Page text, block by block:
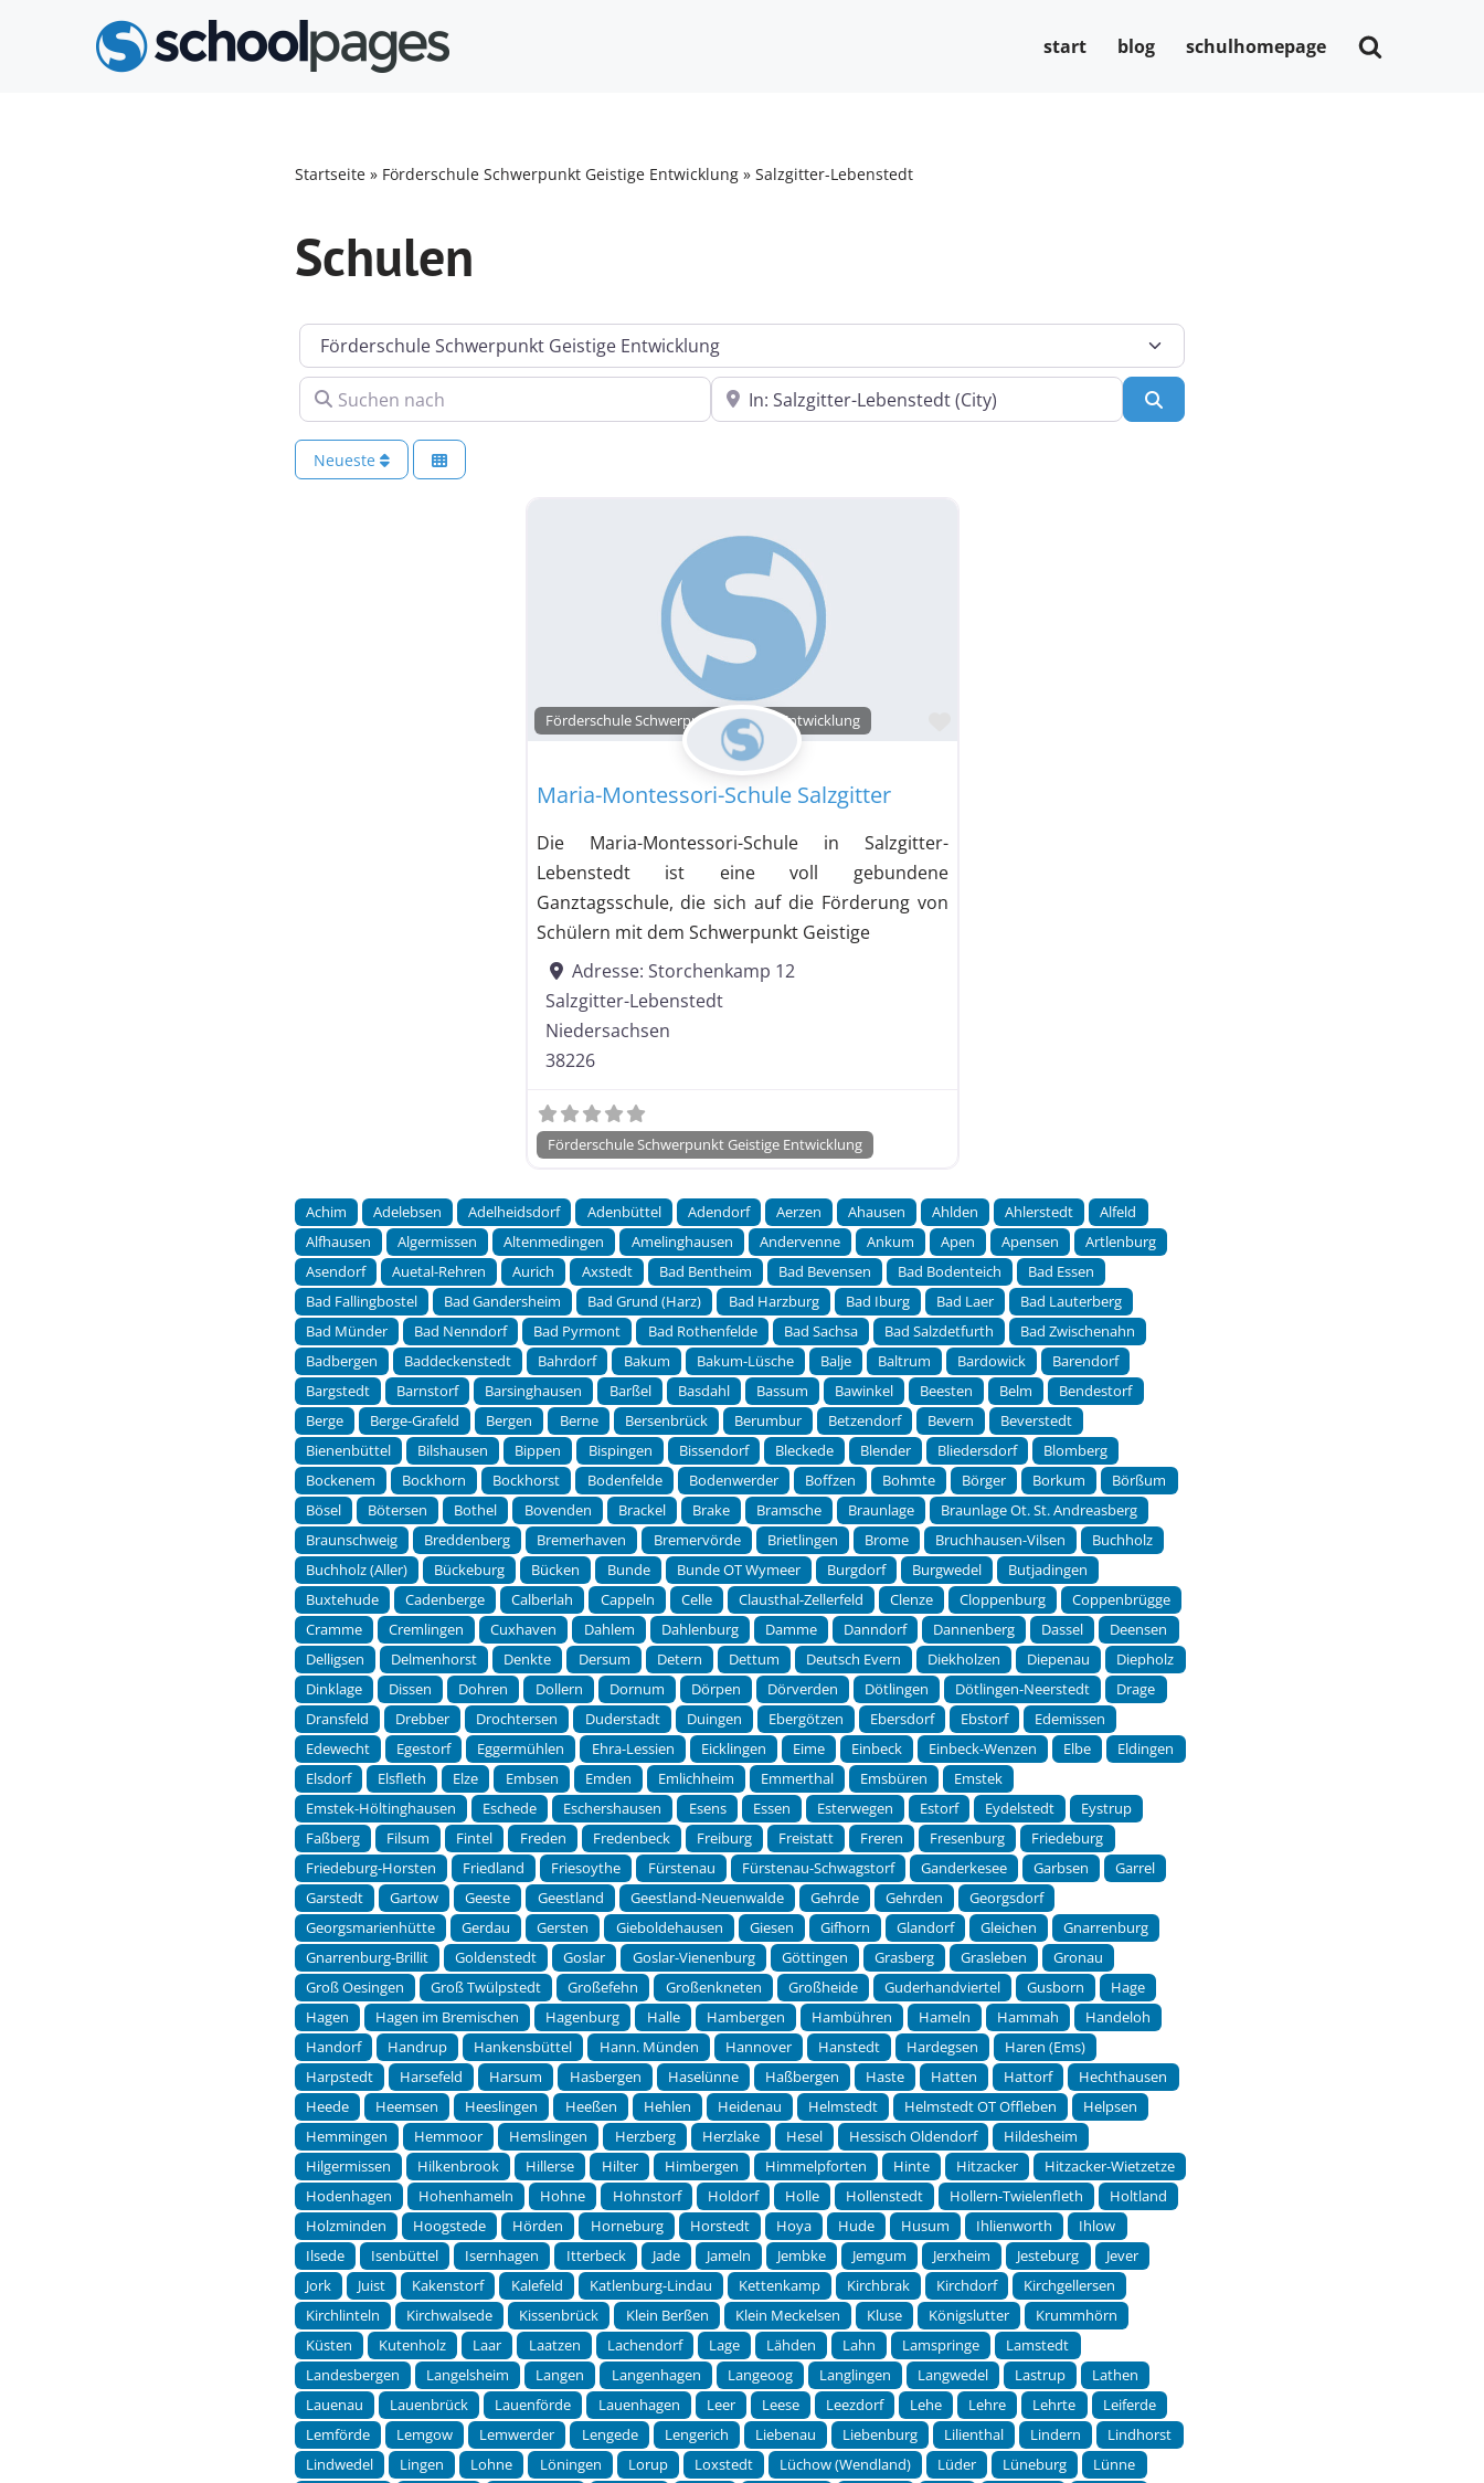
start blog schulhomepage
Startseite » Förderschule Schwerpunkt Geistige Entwicklung » Salzgitter-Lebenstedt
Schulen
Kategorie
Suchen nach In der Nähe
Neueste
Förderschule Schwerpunkt Geistige Entwicklung
Maria-Montessori-Schule Salzgitter
Die Maria-Montessori-Schule in Salzgitter-
Lebenstedt ist eine voll gebundene
Ganztagsschule, die sich auf die Förderung von
Schülern mit dem Schwerpunkt Geistige
Adresse: Storchenkamp 12
Salzgitter-Lebenstedt
Niedersachsen
38226
Förderschule Schwerpunkt Geistige Entwicklung
Achim Adelebsen Adelheidsdorf Adenbüttel Adendorf Aerzen Ahausen Ahlden Ahlerstedt
Alfeld
Alfhausen
Algermissen Altenmedingen Amelinghausen Andervenne Ankum Apen Apensen
Artlenburg
Asendorf
Auetal-Rehren Aurich Axstedt Bad Bentheim Bad Bevensen Bad Bodenteich
Bad Essen
Bad Fallingbostel
Bad Gandersheim Bad Grund (Harz) Bad Harzburg Bad Iburg Bad Laer
Bad Lauterberg
Bad Münder
Bad Nenndorf Bad Pyrmont Bad Rothenfelde Bad Sachsa Bad Salzdetfurth
Bad Zwischenahn
Badbergen
Baddeckenstedt Bahrdorf Bakum Bakum-Lüsche Balje Baltrum Bardowick
Barendorf
Bargstedt
Barnstorf Barsinghausen Barßel Basdahl Bassum Bawinkel Beesten Belm
Bendestorf
Berge
Berge-Grafeld Bergen Berne Bersenbrück Berumbur Betzendorf Bevern
Beverstedt
Bienenbüttel
Bilshausen Bippen Bispingen Bissendorf Bleckede Blender Bliedersdorf
Blomberg
Bockenem
Bockhorn Bockhorst Bodenfelde Bodenwerder Boffzen Bohmte Börger Borkum
Börßum
Bösel
Bötersen Bothel Bovenden Brackel Brake Bramsche Braunlage
Braunlage Ot. St. Andreasberg
Braunschweig
Breddenberg Bremerhaven Bremervörde Brietlingen Brome Bruchhausen-Vilsen
Buchholz
Buchholz (Aller)
Bückeburg Bücken Bunde Bunde OT Wymeer Burgdorf Burgwedel
Butjadingen
Buxtehude
Cadenberge Calberlah Cappeln Celle Clausthal-Zellerfeld Clenze Cloppenburg
Coppenbrügge
Cramme
Cremlingen Cuxhaven Dahlem Dahlenburg Damme Danndorf Dannenberg Dassel
Deensen
Delligsen
Delmenhorst Denkte Dersum Detern Dettum Deutsch Evern Diekholzen Diepenau
Diepholz
Dinklage
Dissen Dohren Dollern Dornum Dörpen Dörverden Dötlingen Dötlingen-Neerstedt
Drage
Dransfeld
Drebber Drochtersen Duderstadt Duingen Ebergötzen Ebersdorf Ebstorf
Edemissen
Edewecht
Egestorf Eggermühlen Ehra-Lessien Eicklingen Eime Einbeck Einbeck-Wenzen Elbe
Eldingen
Elsdorf
Elsfleth Elze Embsen Emden Emlichheim Emmerthal Emsbüren
Emstek
Emstek-Höltinghausen
Eschede Eschershausen Esens Essen Esterwegen Estorf Eydelstedt
Eystrup
Faßberg
Filsum Fintel Freden Fredenbeck Freiburg Freistatt Freren Fresenburg
Friedeburg
Friedeburg-Horsten
Friedland Friesoythe Fürstenau Fürstenau-Schwagstorf Ganderkesee Garbsen
Garrel
Garstedt
Gartow Geeste Geestland Geestland-Neuenwalde Gehrde Gehrden
Georgsdorf
Georgsmarienhütte
Gerdau Gersten Gieboldehausen Giesen Gifhorn Glandorf Gleichen
Gnarrenburg
Gnarrenburg-Brillit
Goldenstedt Goslar Goslar-Vienenburg Göttingen Grasberg Grasleben
Gronau
Groß Oesingen
Groß Twülpstedt Großefehn Großenkneten Großheide Guderhandviertel Gusborn
Hage
Hagen
Hagen im Bremischen Hagenburg Halle Hambergen Hambühren Hameln Hammah
Handeloh
Handorf
Handrup Hankensbüttel Hann. Münden Hannover Hanstedt Hardegsen
Haren (Ems)
Harpstedt
Harsefeld Harsum Hasbergen Haselünne Haßbergen Haste Hatten Hattorf
Hechthausen
Heede
Heemsen Heeslingen Heeßen Hehlen Heidenau Helmstedt Helmstedt OT Offleben
Helpsen
Hemmingen
Hemmoor Hemslingen Herzberg Herzlake Hesel Hessisch Oldendorf
Hildesheim
Hilgermissen
Hilkenbrook Hillerse Hilter Himbergen Himmelpforten Hinte Hitzacker
Hitzacker-Wietzetze
Hodenhagen
Hohenhameln Hohne Hohnstorf Holdorf Holle Hollenstedt Hollern-Twielenfleth
Holtland
Holzminden
Hoogstede Hörden Horneburg Horstedt Hoya Hude Husum Ihlienworth
Ihlow
Ilsede
Isenbüttel Isernhagen Itterbeck Jade Jameln Jembke Jemgum Jerxheim Jesteburg
Jever
Jork
Juist Kakenstorf Kalefeld Katlenburg-Lindau Kettenkamp Kirchbrak Kirchdorf
Kirchgellersen
Kirchlinteln
Kirchwalsede Kissenbrück Klein Berßen Klein Meckelsen Kluse Königslutter
Krummhörn
Küsten
Kutenholz Laar Laatzen Lachendorf Lage Lähden Lahn Lamspringe
Lamstedt
Landesbergen
Langelsheim Langen Langenhagen Langeoog Langlingen Langwedel Lastrup
Lathen
Lauenau
Lauenbrück Lauenförde Lauenhagen Leer Leese Leezdorf Lehe Lehre Lehrte
Leiferde
Lemförde
Lemgow Lemwerder Lengede Lengerich Liebenau Liebenburg Lilienthal Lindern
Lindhorst
Lindwedel
Lingen Lohne Löningen Lorup Loxstedt Lüchow (Wendland) Lüder Lüneburg
Lünne